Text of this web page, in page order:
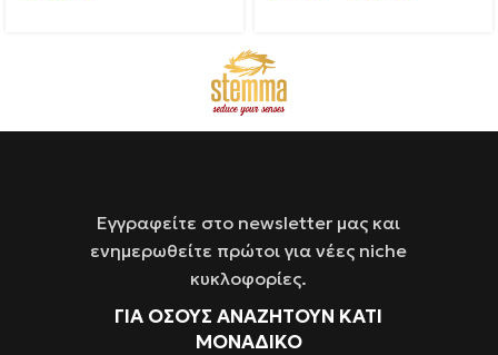
Εγγραφείτε στο newsletter μας και
ενημερωθείτε πρώτοι για νέες niche
κυκλοφορίες.
ΓΙΑ ΌΣΟΥΣ ΑΝΑΖΗΤΟΥΝ ΚΑΤΙ
ΜΟΝΑΔΙΚΟ